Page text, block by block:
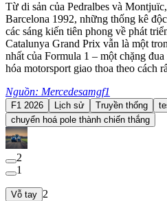
Từ di sản của Pedralbes và
Barcelona 1992, những thống kê
các sáng kiến tiên phong về phát
Catalunya Grand Prix vẫn là một
nhất của Formula 1 – một chặng
hóa motorsport giao thoa theo cách
Nguồn: Mercedesamgf1
F1 2026 Lịch sử Truyền thống
chuyển hoá pole thành chiến thắng
2
1
Vỗ tay 2